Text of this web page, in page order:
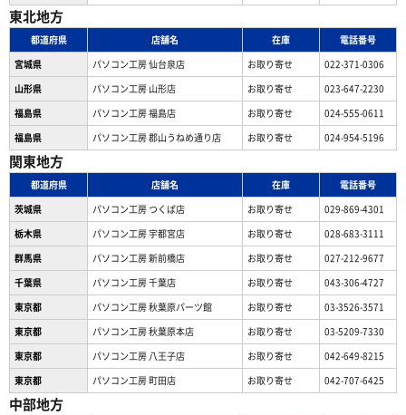
東北地方
都道府県 店舗名 在庫
電話番号
宮城県
パソコン工房 仙台泉店 お取り寄せ
022-371-0306
山形県
パソコン工房 山形店 お取り寄せ
023-647-2230
福島県
パソコン工房 福島店 お取り寄せ
024-555-0611
福島県
パソコン工房 郡山うねめ通り店 お取り寄せ 024-954-5196
関東地方
都道府県 店舗名 在庫
電話番号
茨城県
パソコン工房 つくば店 お取り寄せ
029-869-4301
栃木県
パソコン工房 宇都宮店 お取り寄せ
028-683-3111
群馬県
パソコン工房 新前橋店 お取り寄せ
027-212-9677
千葉県
パソコン工房 千葉店 お取り寄せ
043-306-4727
東京都
パソコン工房 秋葉原パーツ館 お取り寄せ
03-3526-3571
東京都
パソコン工房 秋葉原本店 お取り寄せ
03-5209-7330
東京都
パソコン工房 八王子店 お取り寄せ
042-649-8215
東京都
パソコン工房 町田店 お取り寄せ 042-707-6425
中部地方